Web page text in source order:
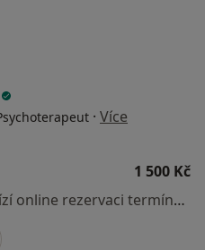
· Více
1 500 Kč
Tento specialista nenabízí online rezervaci termínu na této adrese.